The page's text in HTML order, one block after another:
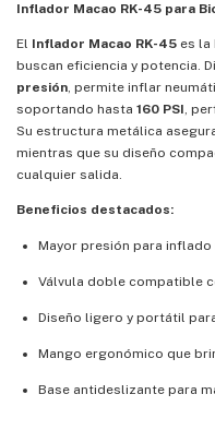
Inflador Macao RK-45 para
El Inflador Macao RK-45 es la
buscan eficiencia y potencia.
presión, permite inflar
soportando hasta 160 PSI,
Su estructura metálica
mientras que su diseño
cualquier salida.
Beneficios destacados:
Mayor presión para
Válvula doble compatible
Diseño ligero y portátil
Mango ergonómico que
Base antideslizante para